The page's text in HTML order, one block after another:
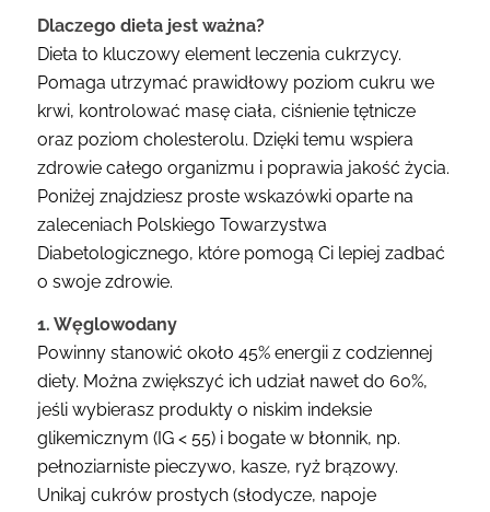
Dlaczego dieta jest ważna?
Dieta to kluczowy element leczenia cukrzycy.
Pomaga utrzymać prawidłowy poziom cukru we
krwi, kontrolować masę ciała, ciśnienie tętnicze
oraz poziom cholesterolu. Dzięki temu wspiera
zdrowie całego organizmu i poprawia jakość życia.
Poniżej znajdziesz proste wskazówki oparte na
zaleceniach Polskiego Towarzystwa
Diabetologicznego, które pomogą Ci lepiej zadbać
o swoje zdrowie.
1. Węglowodany
Powinny stanowić około 45% energii z codziennej
diety. Można zwiększyć ich udział nawet do 60%,
jeśli wybierasz produkty o niskim indeksie
glikemicznym (IG < 55) i bogate w błonnik, np.
pełnoziarniste pieczywo, kasze, ryż brązowy.
Unikaj cukrów prostych (słodycze, napoje